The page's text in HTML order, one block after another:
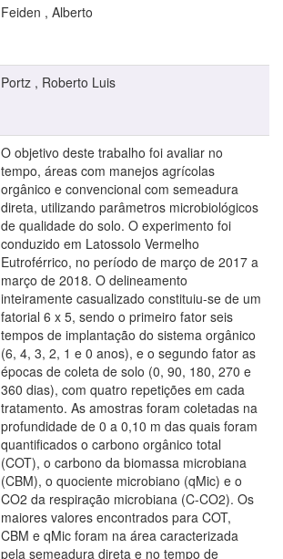
Feiden , Alberto
Portz , Roberto Luis
O objetivo deste trabalho foi avaliar no
tempo, áreas com manejos agrícolas
orgânico e convencional com semeadura
direta, utilizando parâmetros microbiológicos
de qualidade do solo. O experimento foi
conduzido em Latossolo Vermelho
Eutroférrico, no período de março de 2017 a
março de 2018. O delineamento
inteiramente casualizado constituiu-se de um
fatorial 6 x 5, sendo o primeiro fator seis
tempos de implantação do sistema orgânico
(6, 4, 3, 2, 1 e 0 anos), e o segundo fator as
épocas de coleta de solo (0, 90, 180, 270 e
360 dias), com quatro repetições em cada
tratamento. As amostras foram coletadas na
profundidade de 0 a 0,10 m das quais foram
quantificados o carbono orgânico total
(COT), o carbono da biomassa microbiana
(CBM), o quociente microbiano (qMic) e o
CO2 da respiração microbiana (C-CO2). Os
maiores valores encontrados para COT,
CBM e qMic foram na área caracterizada
pela semeadura direta e no tempo de